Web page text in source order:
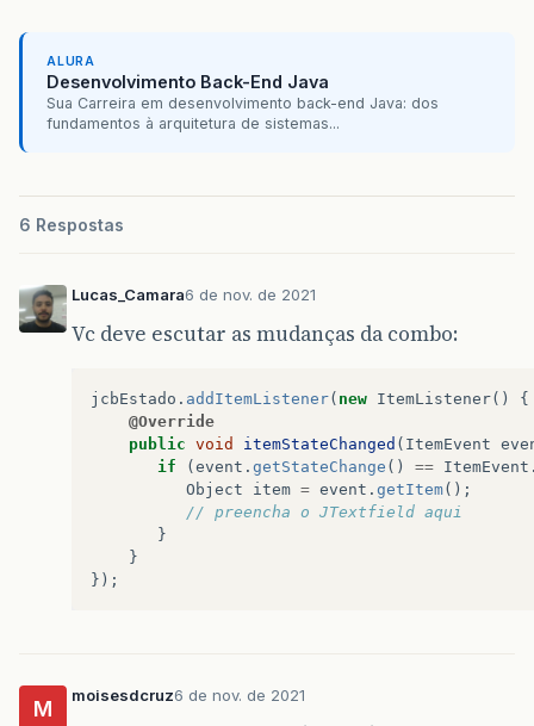
}
ALURA
Desenvolvimento Back-End Java
Sua Carreira em desenvolvimento back-end Java: dos
fundamentos à arquitetura de sistemas...
6 Respostas
Lucas_Camara6 de nov. de 2021
Vc deve escutar as mudanças da combo:
jcbEstado . addItemListener( new ItemListener()
{
@Override
public void itemStateChanged ( ItemEvent
if
(event . getStateChange () == ItemEvent
Object
item = event . getItem();
// preencha o JTextfield aqui
}
}
});
M
moisesdcruz6 de nov. de 2021